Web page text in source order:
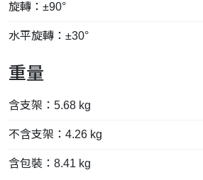
旋轉：±90°
水平旋轉：±30°
重量
含支架：5.68 kg
不含支架：4.26 kg
含包裝：8.41 kg